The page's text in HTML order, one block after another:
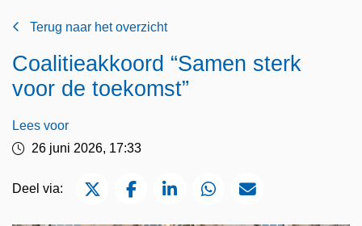
Terug naar het overzicht
Coalitieakkoord “Samen sterk
voor de toekomst”
Lees voor
26 juni 2026, 17:33
Deel via: Deel via Twitter
Deel via Facebook
Deel via LinkedIn
Deel via WhatsApp